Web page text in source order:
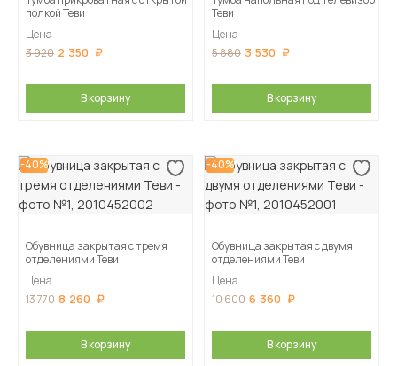
полкой Теви
Цена
3 920 2 350
В корзину
Теви
Цена
5 880 3 530
В корзину
-40%
Обувница закрытая с тремя
отделениями Теви
Цена
13 770 8 260
В корзину
-40%
Обувница закрытая с двумя
отделениями Теви
Цена
10 600 6 360
В корзину